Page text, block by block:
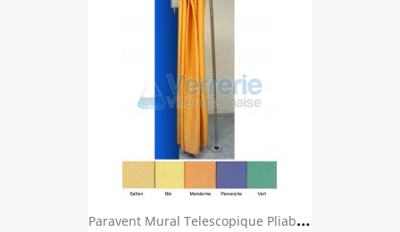
P
Aravent Mural Telescopique Pliable Avec Toile ...